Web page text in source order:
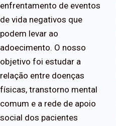
enfrentamento de eventos
de vida negativos que
podem levar ao
adoecimento. O nosso
objetivo foi estudar a
relação entre doenças
físicas, transtorno mental
comum e a rede de apoio
social dos pacientes